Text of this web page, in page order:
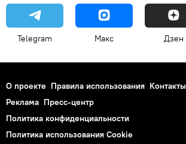
Telegram Макс Дзен
О проекте Правила использования Контакты
Реклама Пресс-центр
Политика конфиденциальности
Политика использования Cookie